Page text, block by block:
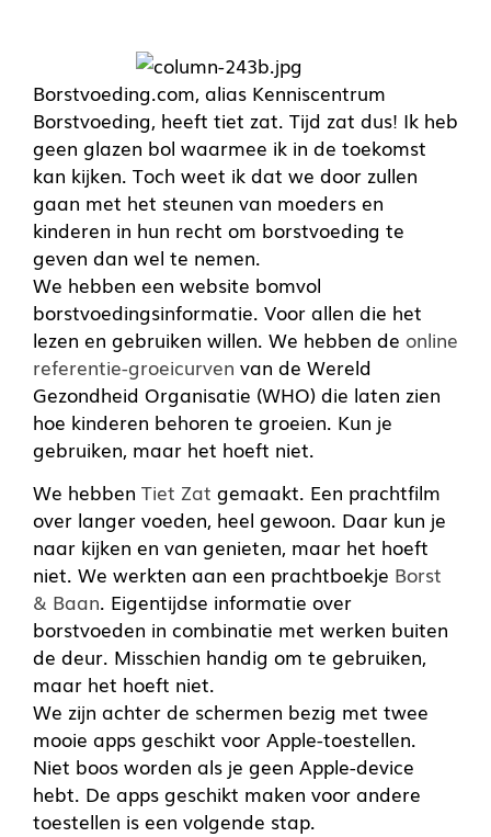
Borstvoeding.com, alias Kenniscentrum
Borstvoeding, heeft tiet zat. Tijd zat dus! Ik heb
geen glazen bol waarmee ik in de toekomst
kan kijken. Toch weet ik dat we door zullen
gaan met het steunen van moeders en
kinderen in hun recht om borstvoeding te
geven dan wel te nemen.
We hebben een website bomvol
borstvoedingsinformatie. Voor allen die het
lezen en gebruiken willen. We hebben de online
referentie-groeicurven van de Wereld
Gezondheid Organisatie (WHO) die laten zien
hoe kinderen behoren te groeien. Kun je
gebruiken, maar het hoeft niet.
We hebben Tiet Zat gemaakt. Een prachtfilm
over langer voeden, heel gewoon. Daar kun je
naar kijken en van genieten, maar het hoeft
niet. We werkten aan een prachtboekje Borst
& Baan. Eigentijdse informatie over
borstvoeden in combinatie met werken buiten
de deur. Misschien handig om te gebruiken,
maar het hoeft niet.
We zijn achter de schermen bezig met twee
mooie apps geschikt voor Apple-toestellen.
Niet boos worden als je geen Apple-device
hebt. De apps geschikt maken voor andere
toestellen is een volgende stap.